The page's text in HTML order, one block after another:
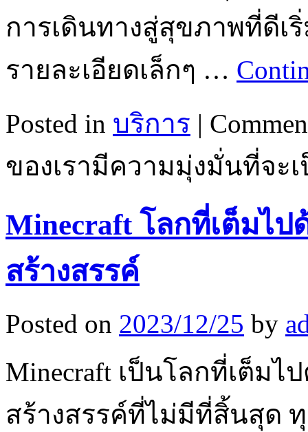
การเดินทางสู่สุขภาพที่ดีเ
รายละเอียดเล็กๆ …
Posted in บริการ |
ของเรามีความมุ่งมั่นที่จะ
Minecraft โลกที่เต็มไ
สร้างสรรค์
Posted on 2023/12/25 by
Minecraft เป็นโลกที่เต็ม
สร้างสรรค์ที่ไม่มีที่สิ้นสุด